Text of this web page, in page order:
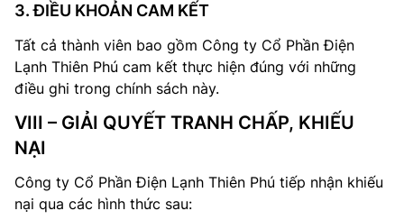
3. ĐIỀU KHOẢN CAM KẾT
Tất cả thành viên bao gồm Công ty Cổ Phần Điện
Lạnh Thiên Phú cam kết thực hiện đúng với những
điều ghi trong chính sách này.
VIII – GIẢI QUYẾT TRANH CHẤP, KHIẾU
NẠI
Công ty Cổ Phần Điện Lạnh Thiên Phú tiếp nhận khiếu
nại qua các hình thức sau: